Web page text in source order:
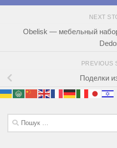
NEXT
Obelisk — мебельный
PREVIOUS
Поделки
Пошук: